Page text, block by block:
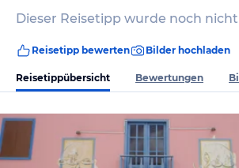
Dieser Reisetipp wurde noch
Reisetipp bewerten Bilder hochladen
Reisetippübersicht Bewertungen